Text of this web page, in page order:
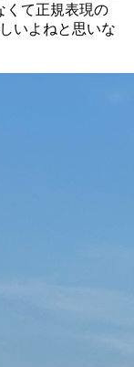
くて正規表現の
いよねと思いな